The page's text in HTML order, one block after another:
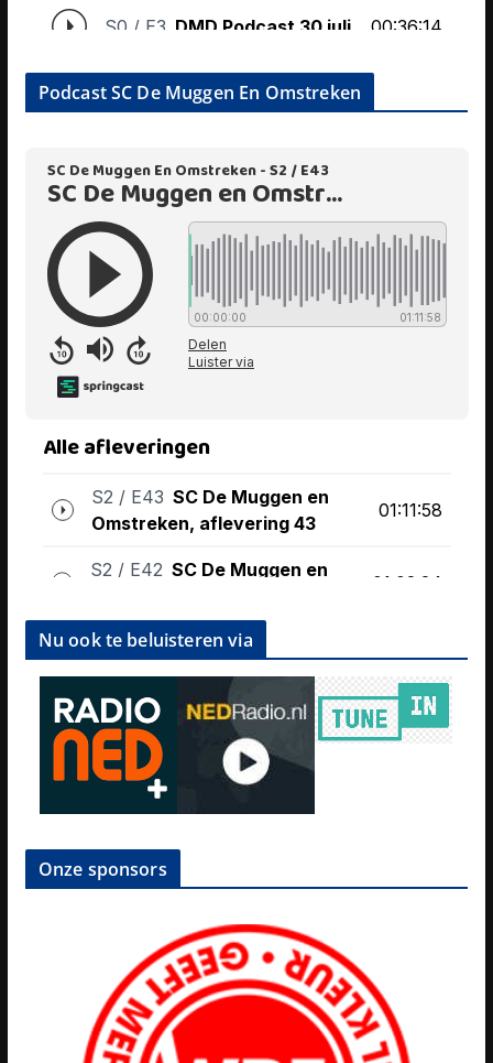
Podcast SC De Muggen En Omstreken
Nu ook te beluisteren via
Onze sponsors